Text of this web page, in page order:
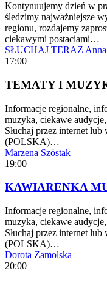
Kontynuujemy dzień w
śledzimy najważniejsze
regionu, rozdajemy
ciekawymi postaciami…
SŁUCHAJ TERAZ
17:00
TEMATY I
Informacje regionalne,
muzyka, ciekawe
Słuchaj przez internet
(POLSKA)…
Marzena Szóstak
19:00
KAWIARENKA
Informacje regionalne,
muzyka, ciekawe
Słuchaj przez internet
(POLSKA)…
Dorota Zamolska
20:00